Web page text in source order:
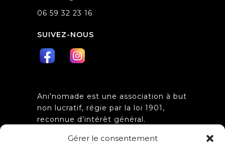
Gérer le consentement
06 59 32 23 16
SUIVEZ-NOUS
Ani’nomade est une association à but
non lucratif, régie par la loi 1901,
reconnue d’intérêt général.
d’association de jeunesse et